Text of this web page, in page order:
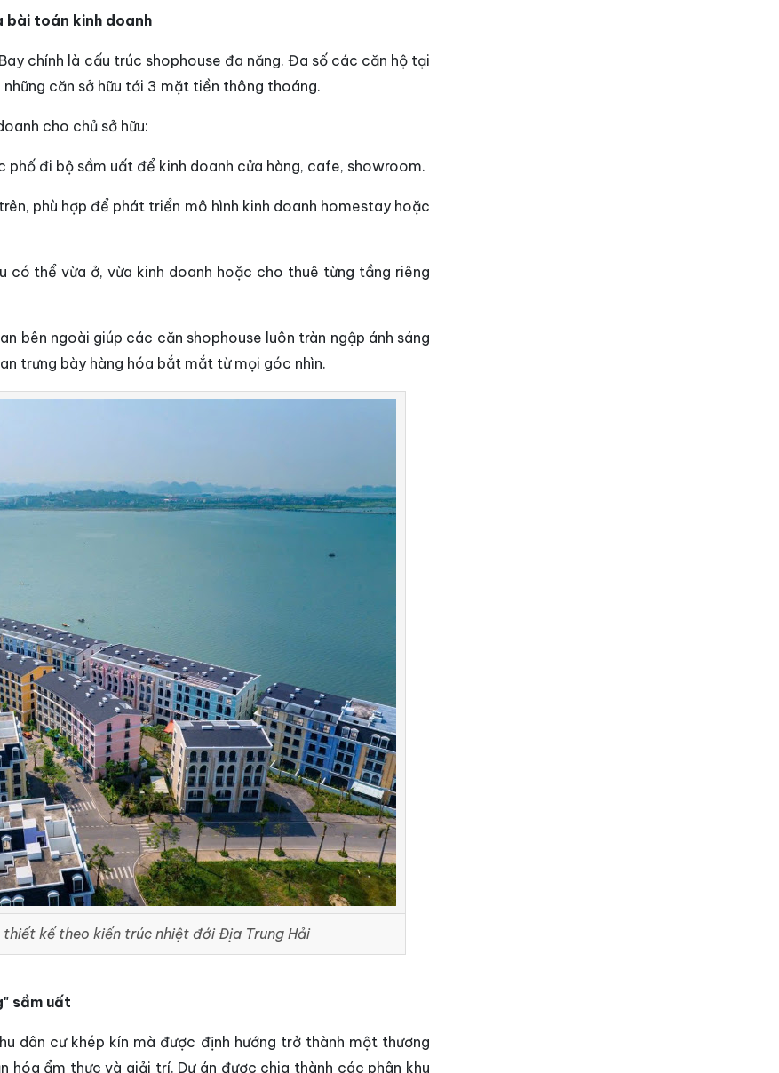
bài toán kinh doanh
chính là cấu trúc shophouse đa năng. Đa số các căn hộ tại
căn sở hữu tới 3 mặt tiền thông thoáng.
cho chủ sở hữu:
đi bộ sầm uất để kinh doanh cửa hàng, cafe, showroom.
phù hợp để phát triển mô hình kinh doanh homestay hoặc
có thể vừa ở, vừa kinh doanh hoặc cho thuê từng tầng riêng
bên ngoài giúp các căn shophouse luôn tràn ngập ánh sáng
trưng bày hàng hóa bắt mắt từ mọi góc nhìn.
kế theo kiến trúc nhiệt đới Địa Trung Hải
sầm uất
dân cư khép kín mà được định hướng trở thành một thương
hóa ẩm thực và giải trí. Dự án được chia thành các phân khu